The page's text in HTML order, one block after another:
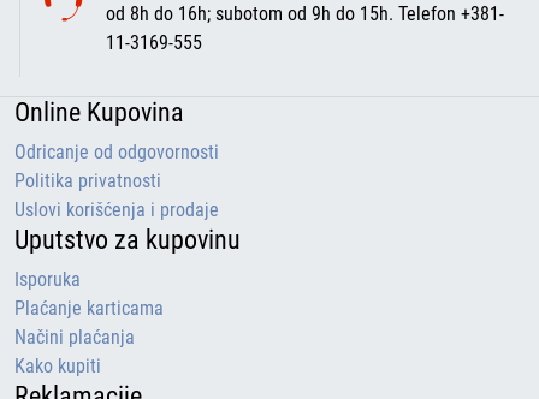
od 8h do 16h; subotom od 9h do 15h. Telefon +381-
11-3169-555
Online Kupovina
Odricanje od odgovornosti
Politika privatnosti
Uslovi korišćenja i prodaje
Uputstvo za kupovinu
Isporuka
Plaćanje karticama
Načini plaćanja
Kako kupiti